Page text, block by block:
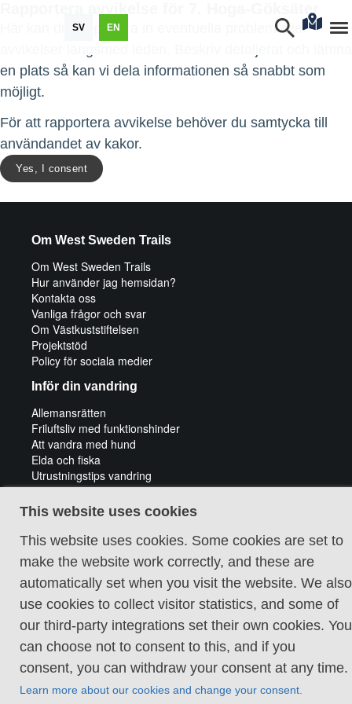
SV EN
Rapportera avvikelse för 7. Hoga-Göksäter
Här kan du rapportera in eventuella problem eller
en plats så kan vi dela informationen så snabbt som
möjligt.
För att rapportera avvikelse behöver du samtycka till
användandet av kakor.
Yes, I consent
This website uses cookies
This website uses cookies. Some cookies are set to
make the website work correctly, and these are
automatically set when you visit the website. We also
use cookies to collect visitor statistics, and some of
our third-party integrations set their own cookies. You
can choose not to consent to this, and if you
consent, you can withdraw your consent at any time.
Learn more about our cookies and change your consent.
Om West Sweden Trails
Om West Sweden Trails
Hur använder jag hemsidan?
Kontakta oss
Vanliga frågor och svar
Om Västkuststiftelsen
Projektstöd
Policy för sociala medier
Inför din vandring
Allemansrätten
Friluftsliv med funktionshinder
Att vandra med hund
Elda och fiska
Utrustningstips vandring
Tips för cykeläventyr
Guidade vandringar
Cookie policy